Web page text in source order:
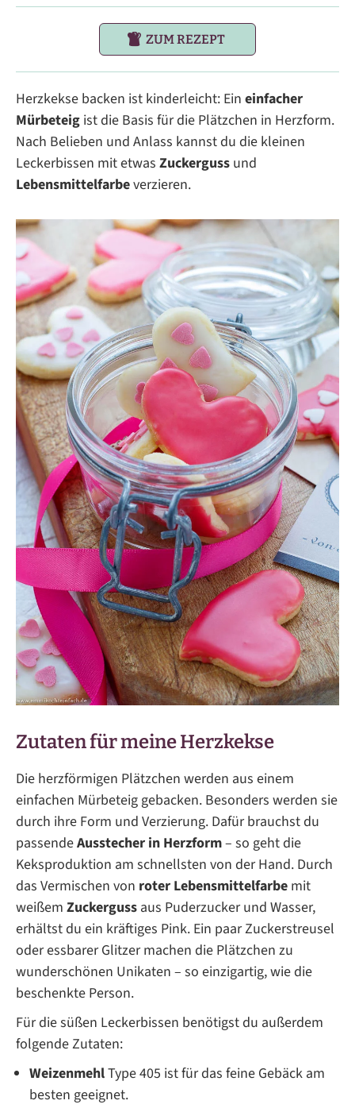
ZUM REZEPT
Herzkekse backen ist kinderleicht: Ein einfacher
Mürbeteig ist die Basis für die Plätzchen in Herzform.
Nach Belieben und Anlass kannst du die kleinen
Leckerbissen mit etwas Zuckerguss und
Lebensmittelfarbeverzieren.
Zutaten für meine Herzkekse
Die herzförmigen Plätzchen werden aus einem
einfachen Mürbeteig gebacken. Besonders werden sie
durch ihre Form und Verzierung. Dafür brauchst du
passendeAusstecher in Herzform– so geht die
Keksproduktion am schnellsten von der Hand. Durch
das Vermischen von roter Lebensmittelfarbe mit
weißem Zuckerguss aus Puderzucker und Wasser,
erhältst du ein kräftiges Pink. Ein paar Zuckerstreusel
oder essbarer Glitzer machen die Plätzchen zu
wunderschönen Unikaten – so einzigartig, wie die
beschenkte Person.
Für die süßen Leckerbissen benötigst du außerdem
folgende Zutaten:
WeizenmehlType 405 ist für das feine Gebäck am
besten geeignet.